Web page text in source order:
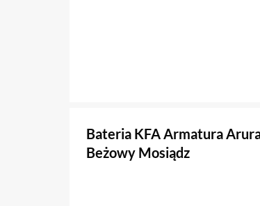
Bateria KFA Armatura
Beżowy Mosiądz